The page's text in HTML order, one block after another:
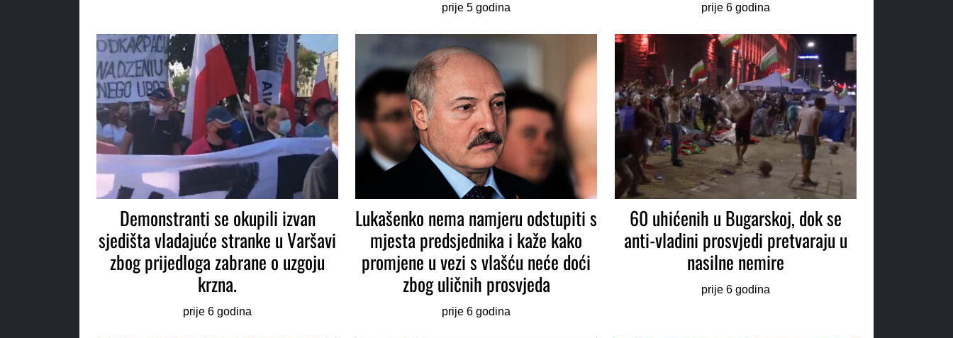
prije 5 godina prije 6 godina
Demonstranti se okupili izvan
sjedišta vladajuće stranke u Varšavi
zbog prijedloga zabrane o uzgoju
krzna.
prije 6 godina
Lukašenko nema namjeru odstupiti s
mjesta predsjednika i kaže kako
promjene u vezi s vlašću neće doći
zbog uličnih prosvjeda
prije 6 godina
60 uhićenih u Bugarskoj, dok se
anti-vladini prosvjedi pretvaraju u
nasilne nemire
prije 6 godina